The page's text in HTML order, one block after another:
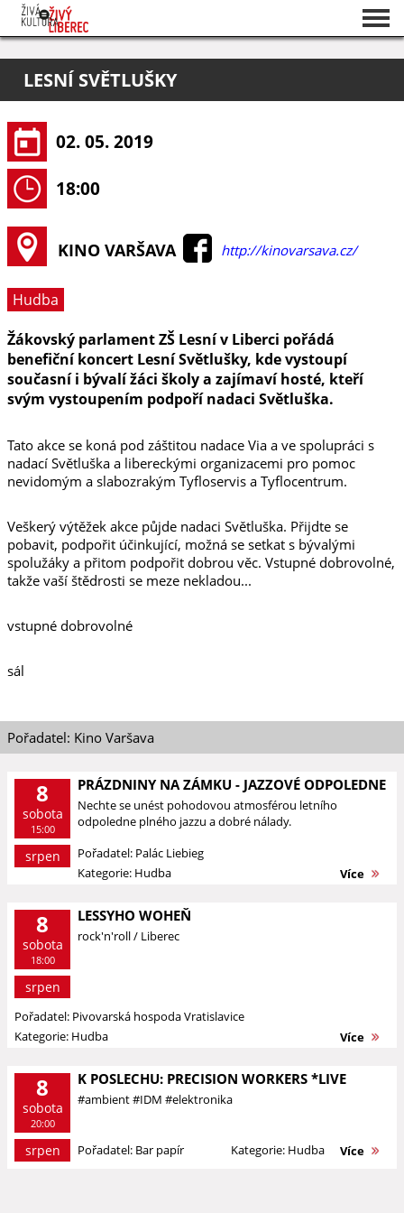
O projektu
Pořadatelé
LESNÍ SVĚTLUŠKY
02. 05. 2019
18:00
KINO VARŠAVA http://kinovarsava.cz/
Hudba
Žákovský parlament ZŠ Lesní v Liberci pořádá
benefiční koncert Lesní Světlušky, kde vystoupí
současní i bývalí žáci školy a zajímaví hosté, kteří
svým vystoupením podpoří nadaci Světluška.
Tato akce se koná pod záštitou nadace Via a ve spolupráci s
nadací Světluška a libereckými organizacemi pro pomoc
nevidomým a slabozrakým Tyfloservis a Tyflocentrum.
Veškerý výtěžek akce půjde nadaci Světluška. Přijdte se
pobavit, podpořit účinkující, možná se setkat s bývalými
spolužáky a přitom podpořit dobrou věc. Vstupné dobrovolné,
takže vaší štědrosti se meze nekladou...
vstupné dobrovolné
sál
Pořadatel: Kino Varšava
8
sobota
15:00
srpen
PRÁZDNINY NA ZÁMKU - JAZZOVÉ ODPOLEDNE
Nechte se unést pohodovou atmosférou letního
odpoledne plného jazzu a dobré nálady.
Pořadatel: Palác Liebieg
Kategorie: Hudba
Více
8
sobota
18:00
srpen
LESSYHO WOHEŇ
rock'n'roll / Liberec
Pořadatel: Pivovarská hospoda Vratislavice
Kategorie: Hudba
Více
8
sobota
20:00
srpen
K POSLECHU: PRECISION WORKERS *LIVE
#ambient #IDM #elektronika
Pořadatel: Bar papír Kategorie: Hudba Více